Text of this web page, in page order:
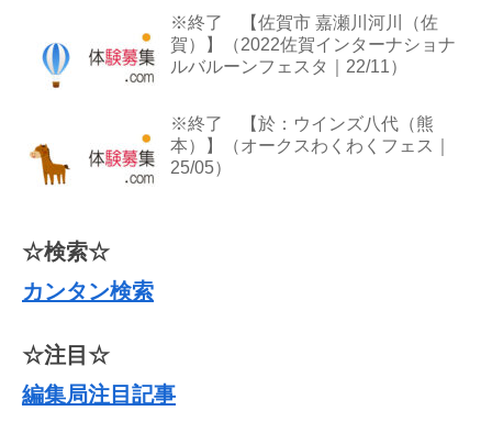
※終了 【佐賀市 嘉瀬川河川（佐
賀）】（2022佐賀インターナショナ
ルバルーンフェスタ｜22/11）
※終了 【於：ウインズ八代（熊
本）】（オークスわくわくフェス｜
25/05）
☆検索☆
カンタン検索
☆注目☆
編集局注目記事